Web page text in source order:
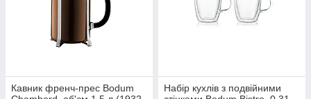
Кавник френч-прес Bodum
Набір кухлів з подвійними